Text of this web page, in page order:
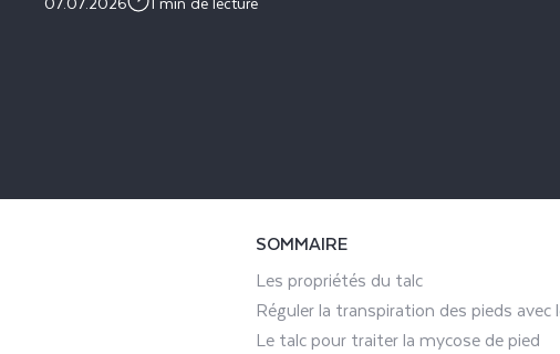
SOMMAIRE
Les propriétés du talc
Réguler la transpiration des pieds avec
Le talc pour traiter la mycose de pied